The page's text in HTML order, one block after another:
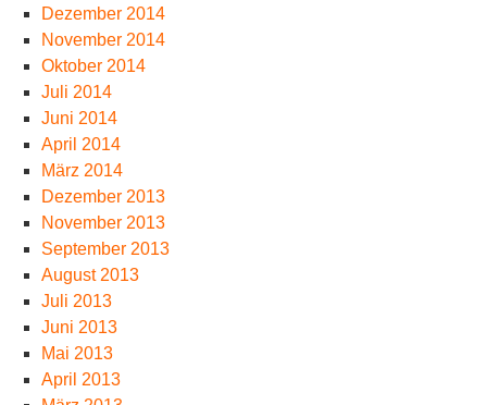
Dezember 2014
November 2014
Oktober 2014
Juli 2014
Juni 2014
April 2014
März 2014
Dezember 2013
November 2013
September 2013
August 2013
Juli 2013
Juni 2013
Mai 2013
April 2013